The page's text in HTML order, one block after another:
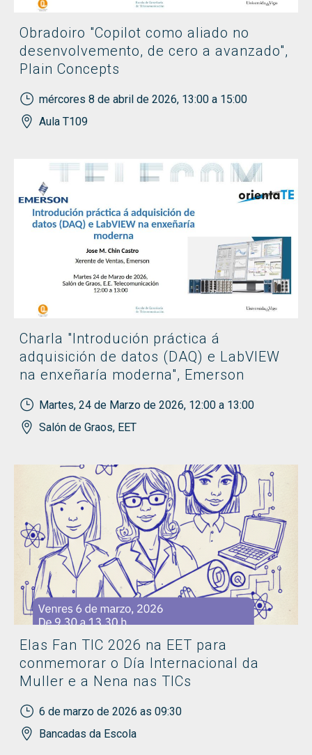
Obradoiro "Copilot como aliado no
desenvolvemento, de cero a avanzado",
Plain Concepts
mércores 8 de abril de 2026, 13:00 a 15:00
Aula T109
Charla "Introdución práctica á
adquisición de datos (DAQ) e LabVIEW
na enxeñaría moderna", Emerson
Martes, 24 de Marzo de 2026, 12:00 a 13:00
Salón de Graos, EET
Elas Fan TIC 2026 na EET para
conmemorar o Día Internacional da
Muller e a Nena nas TICs
6 de marzo de 2026 as 09:30
Bancadas da Escola